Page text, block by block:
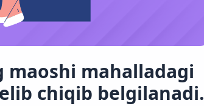
mahalladagi
chiqib belgilanadi.